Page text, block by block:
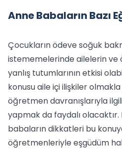
Anne Babaların Bazı
Çocukların ödeve soğuk
istememelerinde ailelerin ve
yanlış tutumlarının etkisi
konusu aile içi ilişkiler
öğretmen davranışlarıyla
yapmak da faydalı olacaktır.
babaların dikkatleri bu
öğretmenleriyle eşgüdüm